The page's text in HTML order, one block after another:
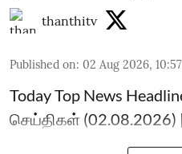
thanthitv
Published on: 02 Aug 2026,
Today Top News
செய்திகள் (02.08.2026)